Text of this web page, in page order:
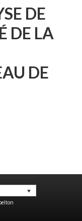
DE
DE LA
DE